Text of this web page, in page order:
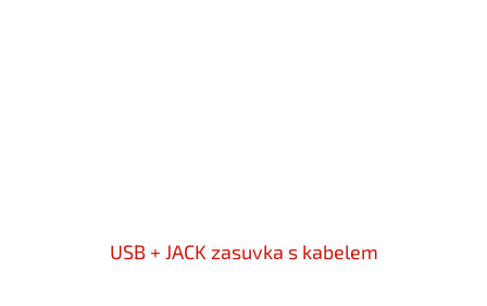
USB + JACK zasuvka s kabelem